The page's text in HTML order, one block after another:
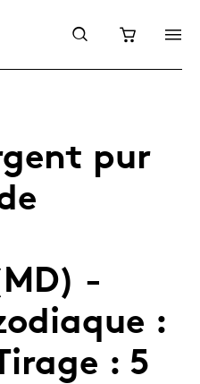
pur
-
:
: 5